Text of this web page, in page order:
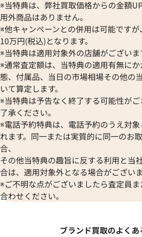
※当特典は、弊社買取価格からの金額
用外商品はありません。
※他キャンペーンとの併用は可能です
10万円(税込)となります。
※当特典は適用対象外の店舗がございま
※通常査定額は、当特典の適用有無に
態、付属品、当日の市場相場その他の
いて算定します。
※当特典は予告なく終了する可能性が
了承ください。
※電話予約特典は、電話予約のうえ対
れます。同一または実質的に同一のお
合、
その他当特典の趣旨に反する利用と当
合は、適用対象外となる場合がございま
※ご不明な点がございましたら査定員
合わせください。
ブランド買取のよくあ